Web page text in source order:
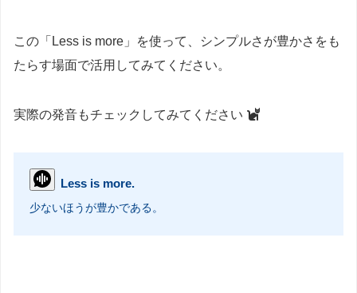
この「Less is more」を使って、シンプルさが豊かさをも
たらす場面で活用してみてください。
実際の発音もチェックしてみてください
Less is more.
少ないほうが豊かである。